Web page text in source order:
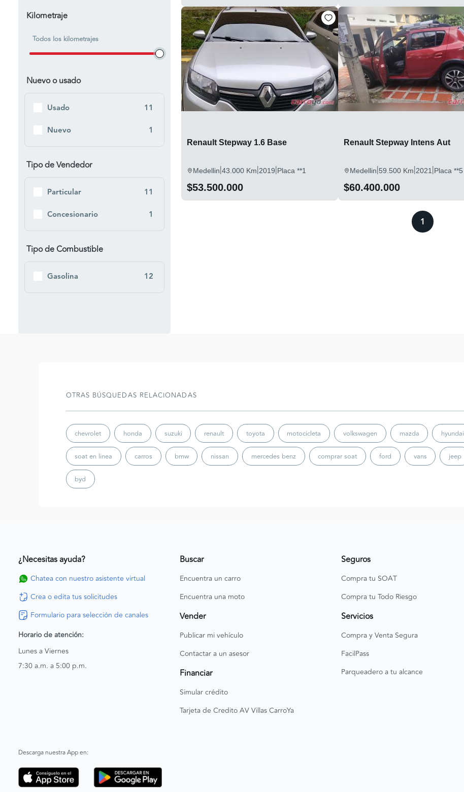
Kilometraje
Todos los kilometrajes
Nuevo o usado
Usado 11
Nuevo 1
Tipo de Vendedor
Particular 11
Concesionario 1
Tipo de Combustible
Gasolina 12
Renault Stepway 1.6 Base
Medellin|43.000 Km|2019|Placa **1
$53.500.000
Renault Stepway Intens Aut
Medellin|59.500 Km|2021|Placa **5
$60.400.000
1
OTRAS BÚSQUEDAS RELACIONADAS
chevrolet honda suzuki renault toyota motocicleta volkswagen mazda hyundai
soat en linea carros bmw nissan mercedes benz comprar soat ford vans jeep
byd
¿Necesitas ayuda?
Chatea con nuestro asistente virtual
Crea o edita tus solicitudes
Formulario para selección de canales
Horario de atención:
Lunes a Viernes
7:30 a.m. a 5:00 p.m.
Buscar
Encuentra un carro
Encuentra una moto
Vender
Publicar mi vehículo
Contactar a un asesor
Financiar
Simular crédito
Tarjeta de Credito AV Villas CarroYa
Seguros
Compra tu SOAT
Compra tu Todo Riesgo
Servicios
Compra y Venta Segura
FacilPass
Parqueadero a tu alcance
Descarga nuestra App en: